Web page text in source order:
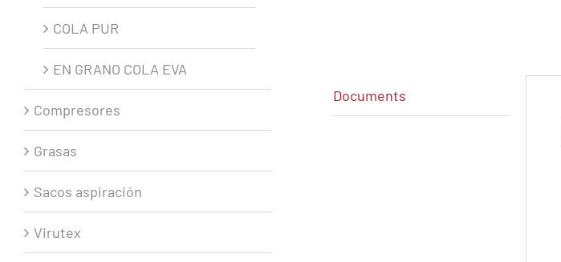
Documents
COLA PUR
EN GRANO COLA EVA
Compresores
Grasas
Sacos aspiración
Virutex